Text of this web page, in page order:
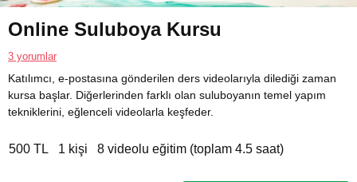
Online Suluboya Kursu
3 yorumlar
Katılımcı, e-postasına gönderilen ders videolarıyla dilediği zaman
kursa başlar. Diğerlerinden farklı olan suluboyanın temel yapım
tekniklerini, eğlenceli videolarla keşfeder.
500 TL 1 kişi 8 videolu eğitim (toplam 4.5 saat)